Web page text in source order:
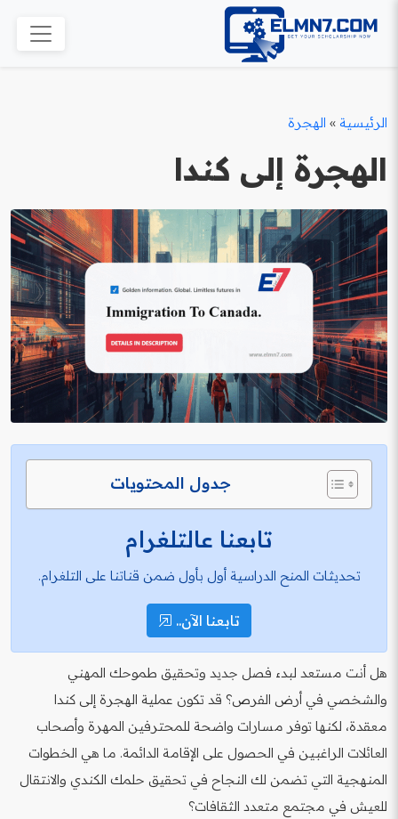
الرئيسية » الهجرة
الهجرة إلى كندا
جدول المحتويات
تابعنا عالتلغرام
تحديثات المنح الدراسية أول بأول ضمن قناتنا على التلغرام.
تابعنا الآن..
هل أنت مستعد لبدء فصل جديد وتحقيق طموحك المهني
والشخصي في أرض الفرص؟ قد تكون عملية الهجرة إلى كندا
معقدة، لكنها توفر مسارات واضحة للمحترفين المهرة وأصحاب
العائلات الراغبين في الحصول على الإقامة الدائمة. ما هي الخطوات
المنهجية التي تضمن لك النجاح في تحقيق حلمك الكندي والانتقال
للعيش في مجتمع متعدد الثقافات؟